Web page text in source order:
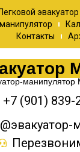
эвакуатор
Контакты
+7 (901) 839-